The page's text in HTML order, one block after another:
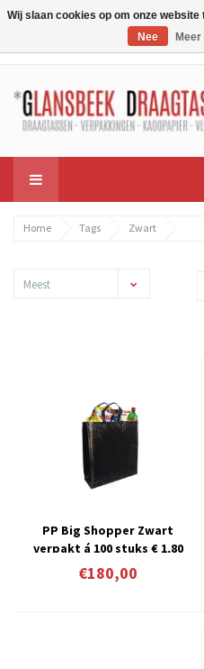
Home Tags Zwart
Meest
PP Big Shopper Zwart
verpakt á 100 stuks € 1,80
per stuk
€180,00
Wij slaan cookies op om onze
Nee